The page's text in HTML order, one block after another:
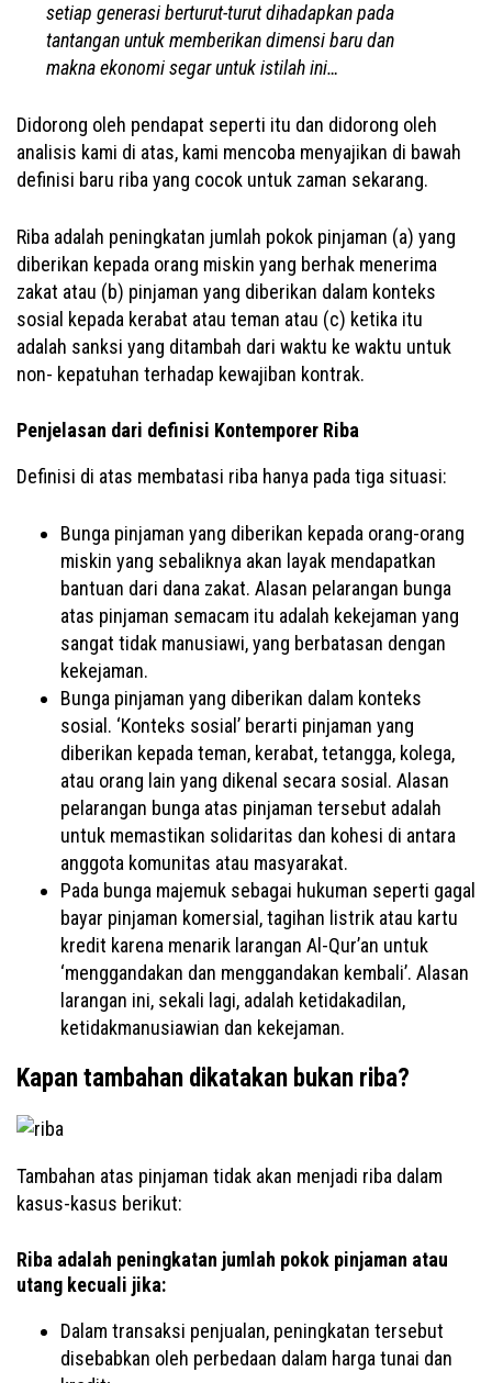
setiap generasi berturut-turut dihadapkan pada
tantangan untuk memberikan dimensi baru dan
makna ekonomi segar untuk istilah ini…
Didorong oleh pendapat seperti itu dan didorong oleh
analisis kami di atas, kami mencoba menyajikan di bawah
definisi baru riba yang cocok untuk zaman sekarang.
Riba adalah peningkatan jumlah pokok pinjaman (a) yang
diberikan kepada orang miskin yang berhak menerima
zakat atau (b) pinjaman yang diberikan dalam konteks
sosial kepada kerabat atau teman atau (c) ketika itu
adalah sanksi yang ditambah dari waktu ke waktu untuk
non- kepatuhan terhadap kewajiban kontrak.
Penjelasan dari definisi Kontemporer Riba
Definisi di atas membatasi riba hanya pada tiga situasi:
Bunga pinjaman yang diberikan kepada orang-orang
miskin yang sebaliknya akan layak mendapatkan
bantuan dari dana zakat. Alasan pelarangan bunga
atas pinjaman semacam itu adalah kekejaman yang
sangat tidak manusiawi, yang berbatasan dengan
kekejaman.
Bunga pinjaman yang diberikan dalam konteks
sosial. ‘Konteks sosial’ berarti pinjaman yang
diberikan kepada teman, kerabat, tetangga, kolega,
atau orang lain yang dikenal secara sosial. Alasan
pelarangan bunga atas pinjaman tersebut adalah
untuk memastikan solidaritas dan kohesi di antara
anggota komunitas atau masyarakat.
Pada bunga majemuk sebagai hukuman seperti gagal
bayar pinjaman komersial, tagihan listrik atau kartu
kredit karena menarik larangan Al-Qur’an untuk
‘menggandakan dan menggandakan kembali’. Alasan
larangan ini, sekali lagi, adalah ketidakadilan,
ketidakmanusiawian dan kekejaman.
Kapan tambahan dikatakan bukan riba?
Tambahan atas pinjaman tidak akan menjadi riba dalam
kasus-kasus berikut:
Riba adalah peningkatan jumlah pokok pinjaman atau
utang kecuali jika:
Dalam transaksi penjualan, peningkatan tersebut
disebabkan oleh perbedaan dalam harga tunai dan